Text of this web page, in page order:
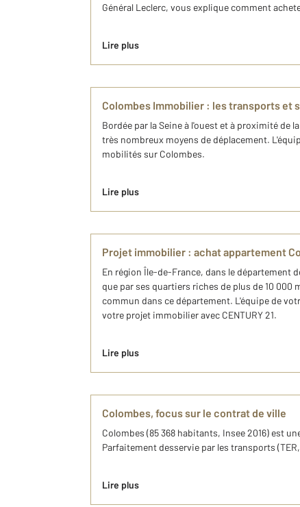
Général Leclerc, vous explique comment
Lire plus
Colombes Immobilier : les transports et
Bordée par la Seine à l'ouest et à proximité
très nombreux moyens de déplacement.
mobilités sur Colombes.
Lire plus
Projet immobilier : achat appartement
En région Île-de-France, dans le département
que par ses quartiers riches de plus de 10
commun dans ce département. L'équipe de
votre projet immobilier avec CENTURY 21.
Lire plus
Colombes, focus sur le contrat de ville
Colombes (85 368 habitants, Insee 2016) est
Parfaitement desservie par les transports
Lire plus